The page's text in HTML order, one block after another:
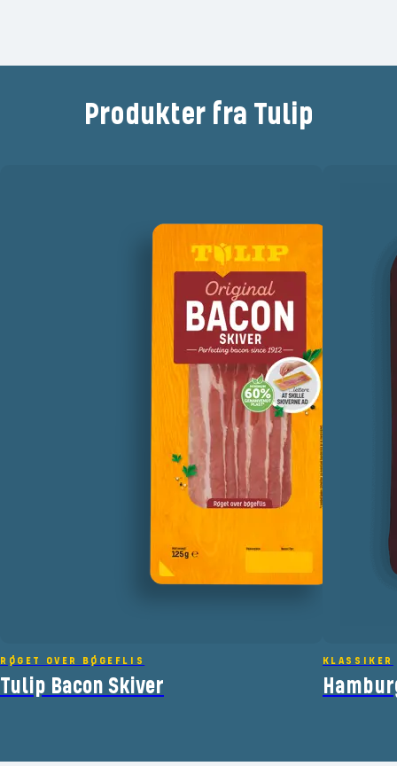
Produkter fra Tulip
RØGET OVER BØGEFLIS
Tulip Bacon Skiver
KLASSIKER